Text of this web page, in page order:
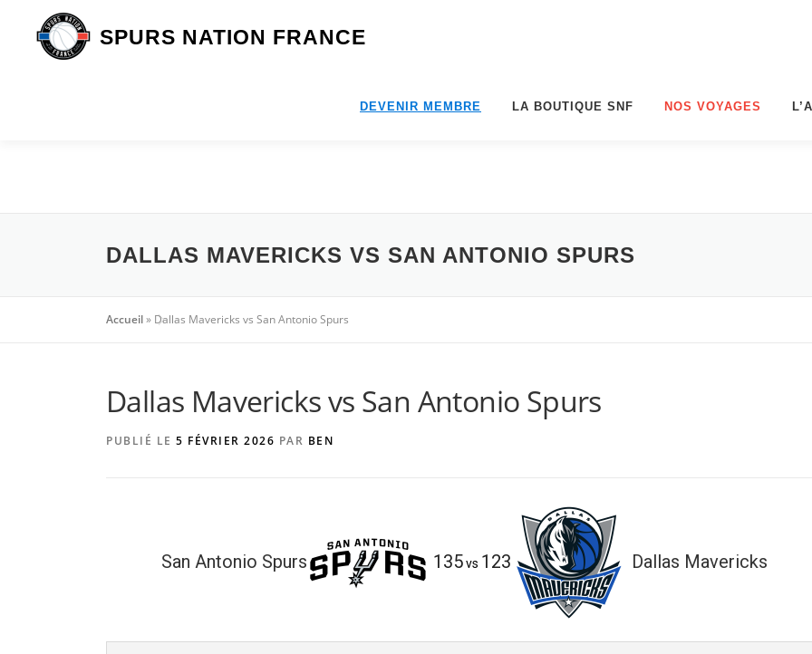
contenu
SPURS NATION FRANCE
DEVENIR MEMBRE LA BOUTIQUE SNF NOS VOYAGES
DALLAS MAVERICKS VS SAN ANTONIO SPURS
Accueil» Dallas Mavericks vs San Antonio Spurs
Dallas Mavericks vs San Antonio Spurs
PUBLIÉ LE 5 FÉVRIER 2026 PAR BEN
San Antonio Spurs 135vs 123 Dallas Mavericks